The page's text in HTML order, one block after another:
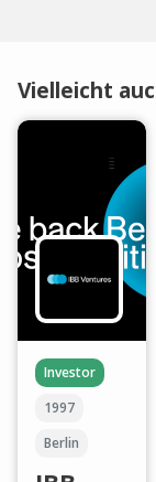
Vielleicht
Investor
1997
Berlin